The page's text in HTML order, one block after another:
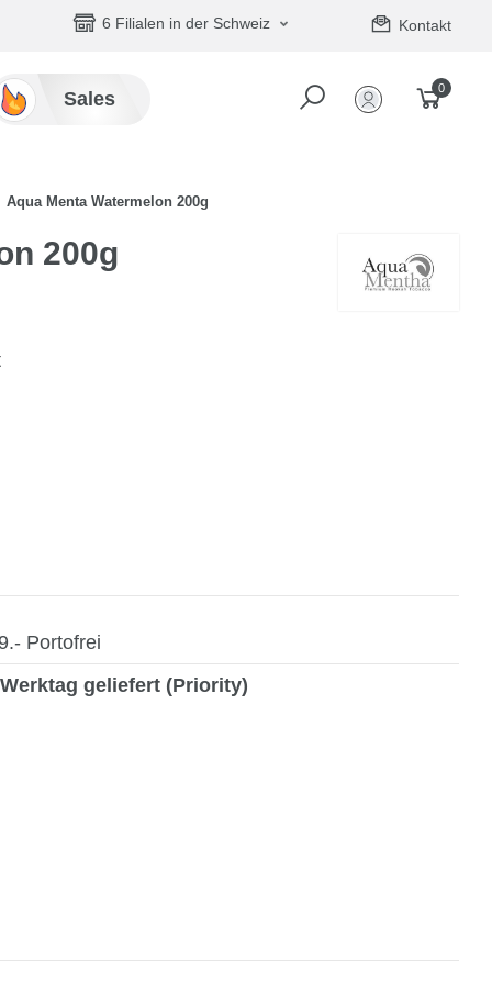
6 Filialen in der Schweiz Kontakt
Sales
0
Aqua Menta Watermelon 200g
200g
Portofrei
geliefert (Priority)